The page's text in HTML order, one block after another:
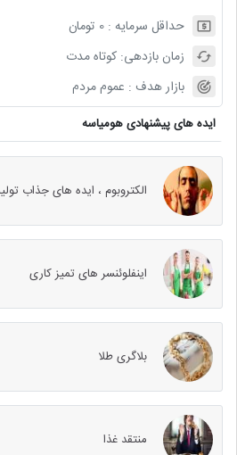
حداقل سرمایه :0 تومان
زمان بازدهی:کوتاه مدت
بازار هدف : عموم مردم
ایده های پیشنهادی هومیاسه
الکتروبوم ، ایده های جذاب
اینفلوئنسر های تمیز کاری
بلاگری طلا
منتقد غذا